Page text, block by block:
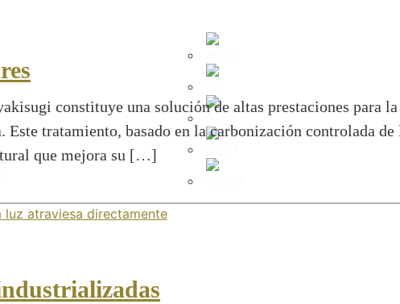
constituye una solución de altas prestaciones para
tratamiento, basado en la carbonización controlada
que mejora su […]